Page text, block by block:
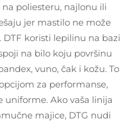
poliesteru, najlonu ili
jer mastilo ne može
koristi lepilinu na bazi
na bilo koju površinu
vuno, čak i kožu. To
za performanse,
Ako vaša linija
majice, DTG nudi